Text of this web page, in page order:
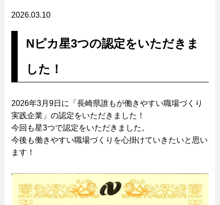
2026.03.10
Nピカ星3つの認定をいただきま
した！
2026年3月9日に「長崎県誰もが働きやすい職場づくり
実践企業」の認定をいただきました！
今回も星3つで認定をいただきました。
今後も働きやすい職場づくりを心掛けていきたいと思い
ます！